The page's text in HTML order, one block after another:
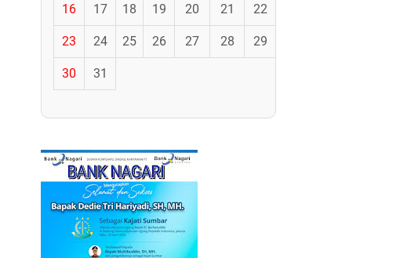
16 17 18 19 20 21 22
23 24 25 26 27 28 29
30 31